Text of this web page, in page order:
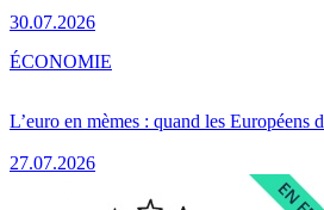
30.07.2026
L’euro en mèmes : quand les Européens
27.07.2026
ÉCONOMIE